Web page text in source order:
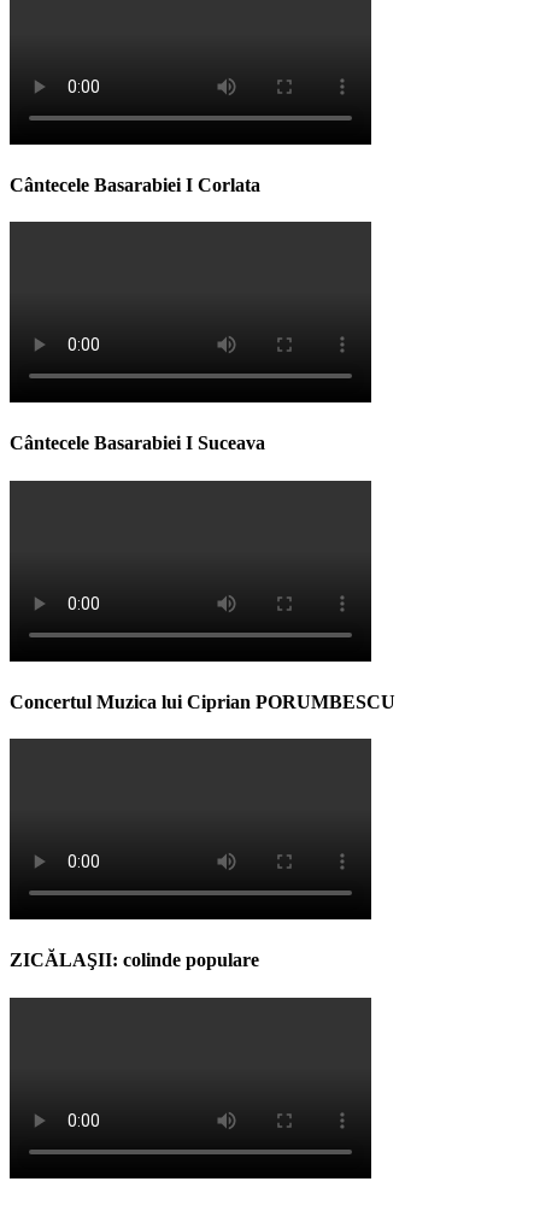
Cântecele Basarabiei I Corlata
Cântecele Basarabiei I Suceava
Concertul Muzica lui Ciprian PORUMBESCU
ZICĂLAŞII: colinde populare